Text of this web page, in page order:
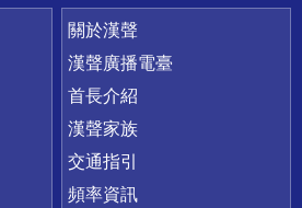
關於漢聲
漢聲廣播電臺
首長介紹
漢聲家族
交通指引
頻率資訊